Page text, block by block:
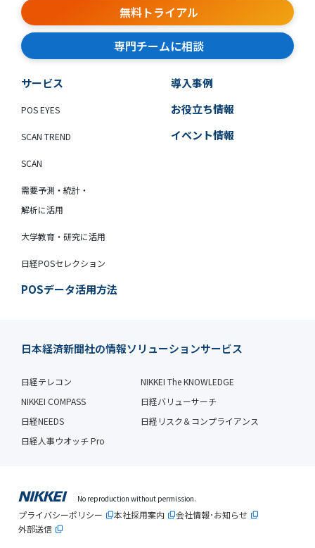
無料トライアル
専門チームに相談
サービス
POS EYES
SCAN TREND
SCAN
需要予測・統計・
解析に活用
大学教育・研究に活用
日経POSセレクション
POSデータ活用方法
導入事例
お役立ち情報
イベント情報
日本経済新聞社の情報ソリューションサービス
日経テレコン
NIKKEI The KNOWLEDGE
NIKKEI COMPASS
日経バリューサーチ
日経NEEDS
日経リスク＆コンプライアンス
日経人事ウオッチ Pro
No reproduction without permission.
プライバシーポリシー 本社採用案内
会社情報･お知らせ
外部送信